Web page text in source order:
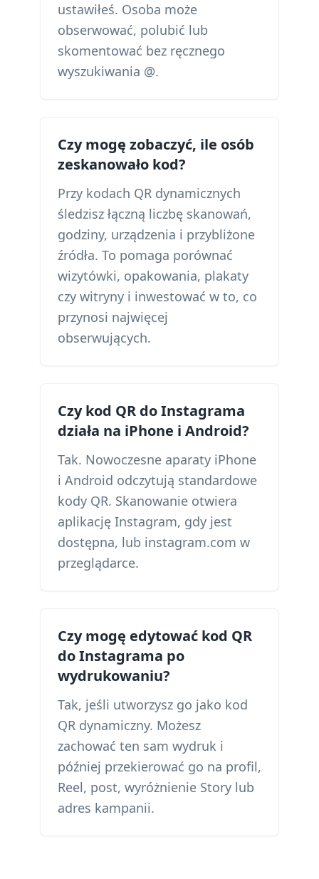
ustawiłeś. Osoba może
obserwować, polubić lub
skomentować bez ręcznego
wyszukiwania @.
Czy mogę zobaczyć, ile osób
zeskanowało kod?
Przy kodach QR dynamicznych
śledzisz łączną liczbę skanowań,
godziny, urządzenia i przybliżone
źródła. To pomaga porównać
wizytówki, opakowania, plakaty
czy witryny i inwestować w to, co
przynosi najwięcej
obserwujących.
Czy kod QR do Instagrama
działa na iPhone i Android?
Tak. Nowoczesne aparaty iPhone
i Android odczytują standardowe
kody QR. Skanowanie otwiera
aplikację Instagram, gdy jest
dostępna, lub instagram.com w
przeglądarce.
Czy mogę edytować kod QR
do Instagrama po
wydrukowaniu?
Tak, jeśli utworzysz go jako kod
QR dynamiczny. Możesz
zachować ten sam wydruk i
później przekierować go na profil,
Reel, post, wyróżnienie Story lub
adres kampanii.